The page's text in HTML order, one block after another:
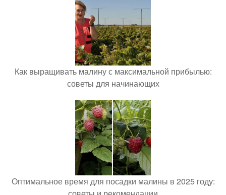
Как выращивать малину с максимальной прибылью:
советы для начинающих
Оптимальное время для посадки малины в 2025 году: